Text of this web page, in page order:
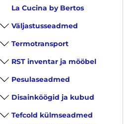
La Cucina by Bertos
Väljastusseadmed
Termotransport
RST inventar ja mööbel
Pesulaseadmed
Disainköögid ja kubud
Tefcold külmseadmed